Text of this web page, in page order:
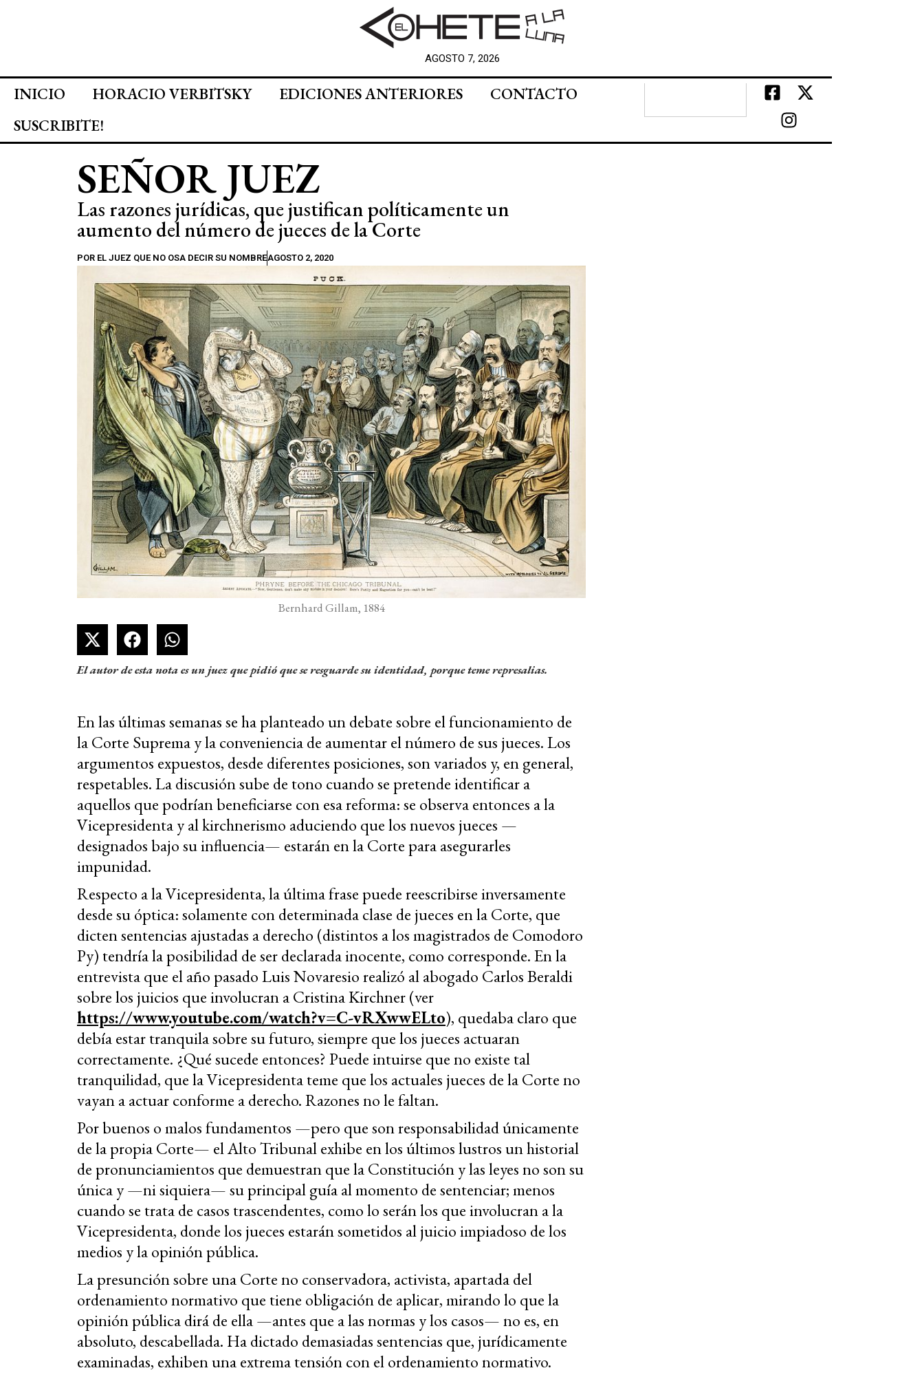
AGOSTO 7, 2026
INICIO HORACIO VERBITSKY EDICIONES ANTERIORES
CONTACTO
SUSCRIBITE!
SEÑOR JUEZ
Las razones jurídicas, que justifican políticamente un
aumento del número de jueces de la Corte
POR EL JUEZ QUE NO OSA DECIR SU NOMBREAGOSTO 2, 2020
Bernhard Gillam, 1884
El autor de esta nota es un juez que pidió que se resguarde su identidad, porque teme represalias.
En las últimas semanas se ha planteado un debate sobre el funcionamiento de
la Corte Suprema y la conveniencia de aumentar el número de sus jueces. Los
argumentos expuestos, desde diferentes posiciones, son variados y, en general,
respetables. La discusión sube de tono cuando se pretende identificar a
aquellos que podrían beneficiarse con esa reforma: se observa entonces a la
Vicepresidenta y al kirchnerismo aduciendo que los nuevos jueces —
designados bajo su influencia— estarán en la Corte para asegurarles
impunidad.
Respecto a la Vicepresidenta, la última frase puede reescribirse inversamente
desde su óptica: solamente con determinada clase de jueces en la Corte, que
dicten sentencias ajustadas a derecho (distintos a los magistrados de Comodoro
Py) tendría la posibilidad de ser declarada inocente, como corresponde. En la
entrevista que el año pasado Luis Novaresio realizó al abogado Carlos Beraldi
sobre los juicios que involucran a Cristina Kirchner (ver
https://www.youtube.com/watch?v=C-vRXwwELto), quedaba claro que
debía estar tranquila sobre su futuro, siempre que los jueces actuaran
correctamente. ¿Qué sucede entonces? Puede intuirse que no existe tal
tranquilidad, que la Vicepresidenta teme que los actuales jueces de la Corte no
vayan a actuar conforme a derecho. Razones no le faltan.
Por buenos o malos fundamentos —pero que son responsabilidad únicamente
de la propia Corte— el Alto Tribunal exhibe en los últimos lustros un historial
de pronunciamientos que demuestran que la Constitución y las leyes no son su
única y —ni siquiera— su principal guía al momento de sentenciar; menos
cuando se trata de casos trascendentes, como lo serán los que involucran a la
Vicepresidenta, donde los jueces estarán sometidos al juicio impiadoso de los
medios y la opinión pública.
La presunción sobre una Corte no conservadora, activista, apartada del
ordenamiento normativo que tiene obligación de aplicar, mirando lo que la
opinión pública dirá de ella —antes que a las normas y los casos— no es, en
absoluto, descabellada. Ha dictado demasiadas sentencias que, jurídicamente
examinadas, exhiben una extrema tensión con el ordenamiento normativo.